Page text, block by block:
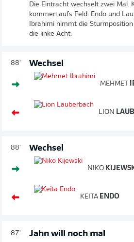
Die Eintracht wechselt zwei Mal.
kommen aufs Feld. Endo und
Ibrahimi nimmt die
die linke Acht.
88' Wechsel
MEHMET
LION
88' Wechsel
NIKO
KEITA ENDO
87' Jahn will noch mal